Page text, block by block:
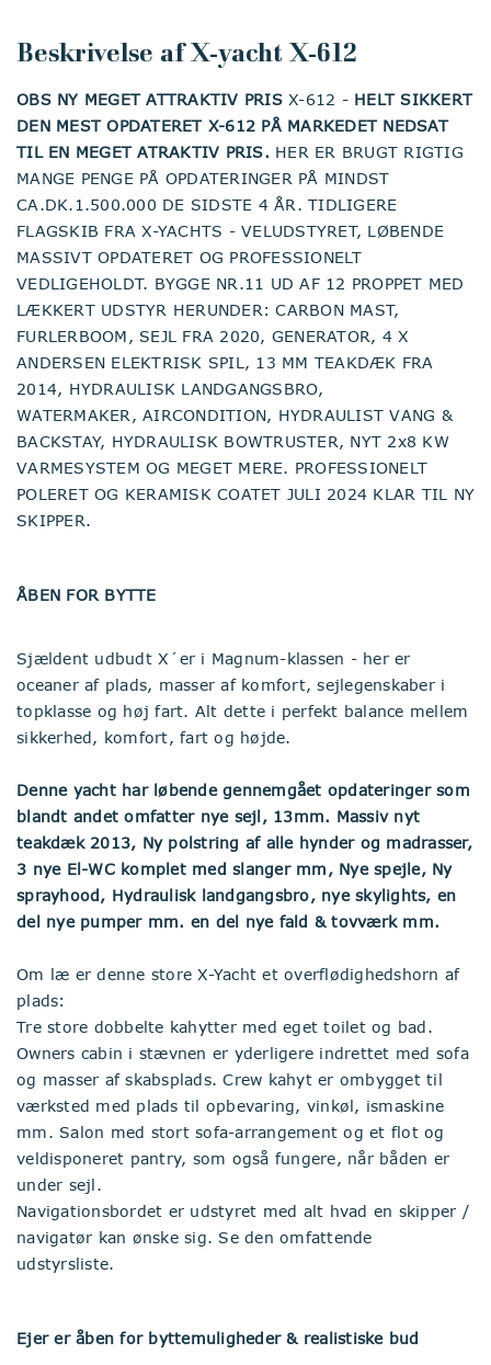
Beskrivelse af X-yacht X-612
OBS NY MEGET ATTRAKTIV PRISX-612 - HELT SIKKERT
DEN MEST OPDATERET X-612 PÅ MARKEDET NEDSAT
TIL EN MEGET ATRAKTIV PRIS. HER ER BRUGT RIGTIG
MANGE PENGE PÅ OPDATERINGER PÅ MINDST
CA.DK.1.500.000 DE SIDSTE 4 ÅR. TIDLIGERE
FLAGSKIB FRA X-YACHTS - VELUDSTYRET, LØBENDE
MASSIVT OPDATERET OG PROFESSIONELT
VEDLIGEHOLDT. BYGGE NR.11 UD AF 12 PROPPET MED
LÆKKERT UDSTYR HERUNDER: CARBON MAST,
FURLERBOOM, SEJL FRA 2020, GENERATOR, 4 X
ANDERSEN ELEKTRISK SPIL, 13 MM TEAKDÆK FRA
2014, HYDRAULISK LANDGANGSBRO,
WATERMAKER, AIRCONDITION, HYDRAULIST VANG &
BACKSTAY, HYDRAULISK BOWTRUSTER, NYT 2x8 KW
VARMESYSTEM OG MEGET MERE. PROFESSIONELT
POLERET OG KERAMISK COATET JULI 2024 KLAR TIL NY
SKIPPER.
ÅBEN FOR BYTTE
Sjældent udbudt X´er i Magnum-klassen - her er
oceaner af plads, masser af komfort, sejlegenskaber i
topklasse og høj fart. Alt dette i perfekt balance mellem
sikkerhed, komfort, fart og højde.
Denne yacht har løbende gennemgået opdateringer som
blandt andet omfatter nye sejl, 13mm. Massiv nyt
teakdæk 2013, Ny polstring af alle hynder og madrasser,
3 nye El-WC komplet med slanger mm, Nye spejle, Ny
sprayhood, Hydraulisk landgangsbro, nye skylights, en
del nye pumper mm. en del nye fald & tovværk mm.
Om læ er denne store X-Yacht et overflødighedshorn af
plads:
Tre store dobbelte kahytter med eget toilet og bad.
Owners cabin i stævnen er yderligere indrettet med sofa
og masser af skabsplads. Crew kahyt er ombygget til
værksted med plads til opbevaring, vinkøl, ismaskine
mm. Salon med stort sofa-arrangement og et flot og
veldisponeret pantry, som også fungere, når båden er
under sejl.
Navigationsbordet er udstyret med alt hvad en skipper /
navigatør kan ønske sig. Se den omfattende
udstyrsliste.
Ejer er åben for byttemuligheder & realistiske bud